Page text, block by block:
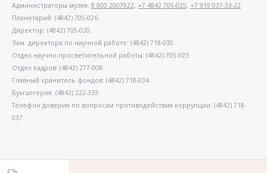
Администраторы музея: 8 800 2007922, +7 4842 705-025, +7 919 037-33-22
Планетарий: (4842) 705-026.
Директор: (4842) 705-020.
Зам. директора по научной работе: (4842) 718-030.
Отдел научно-просветительной работы: (4842) 705-023.
Отдел кадров: (4842) 277-008.
Главный хранитель фондов: (4842) 718-034.
Бухгалтерия: (4842) 222-333.
Телефон доверия по вопросам противодействия коррупции: (4842) 718-
037.